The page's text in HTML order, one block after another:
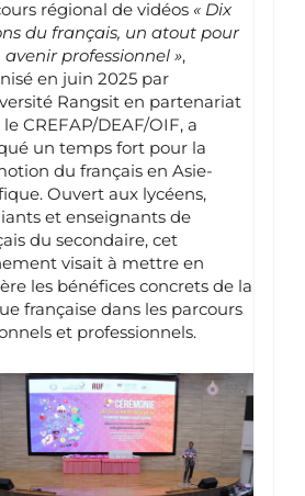
régional de vidéos « Dix
du français, un atout pour
avenir professionnel »,
en juin 2025 par
Rangsit en partenariat
CREFAP/DEAF/OIF, a
un temps fort pour la
du français en Asie-
Ouvert aux lycéens,
et enseignants de
du secondaire, cet
visait à mettre en
les bénéfices concrets de la
française dans les parcours
et professionnels.